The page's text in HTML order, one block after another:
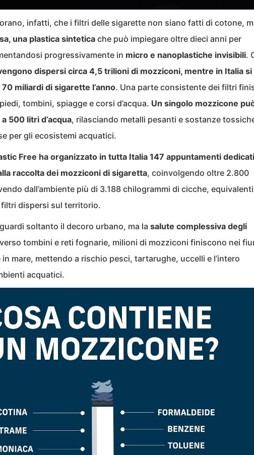
infatti, che i filtri delle sigarette non siano fatti di cotone,
una plastica sinteticache può impiegare oltre dieci anni per
progressivamente in micro e nanoplastiche invisibili.
dispersi circa 4,5 trilioni di mozziconi, mentre in Italia si
miliardi di sigarette l’anno. Una parte consistente dei filtri
tombini, spiagge e corsi d’acqua. Un singolo mozzicone
500 litri d’acqua, rilasciando metalli pesanti e sostanze
per gli ecosistemi acquatici.
Free ha organizzato in tutta Italia 147 appuntamenti dedicati
raccolta dei mozziconi di sigaretta, coinvolgendo oltre 2.800
dall’ambiente più di 3.188 chilogrammi di cicche,
dispersi sul territorio.
soltanto il decoro urbano, ma la salute complessiva degli
tombini e reti fognarie, milioni di mozziconi finiscono nei
mare, mettendo a rischio pesci, tartarughe, uccelli e l’intero
acquatici.